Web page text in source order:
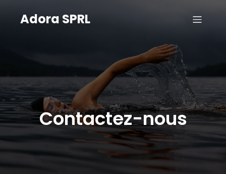
Adora SPRL
Contactez-nous